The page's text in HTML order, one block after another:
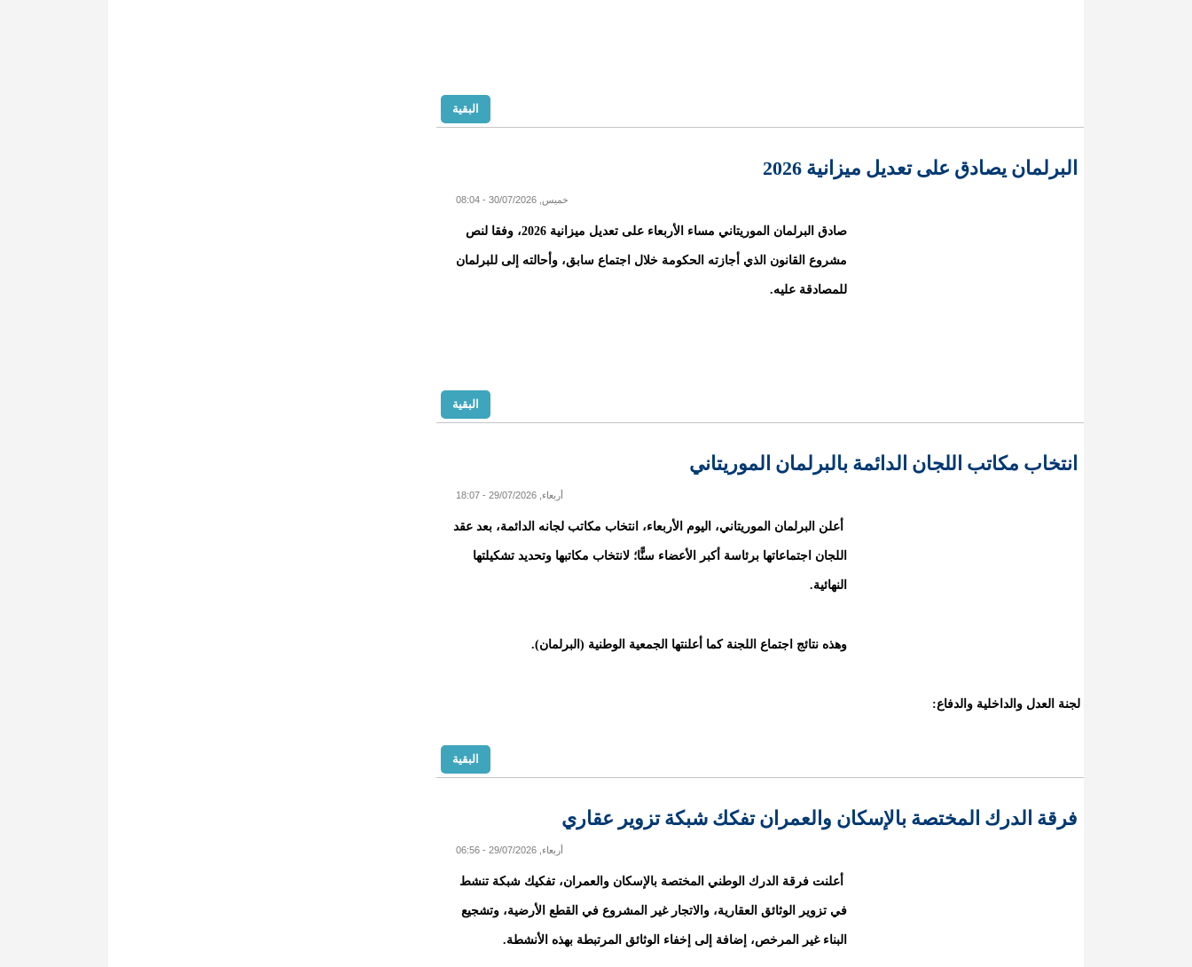
البقية
البرلمان يصادق على تعديل ميزانية 2026
خميس, 30/07/2026 - 08:04
صادق البرلمان الموريتاني مساء الأربعاء على تعديل ميزانية 2026، وفقا لنص
مشروع القانون الذي أجازته الحكومة خلال اجتماع سابق، وأحالته إلى للبرلمان
للمصادقة عليه.
البقية
انتخاب مكاتب اللجان الدائمة بالبرلمان الموريتاني
أربعاء, 29/07/2026 - 18:07
أعلن البرلمان الموريتاني، اليوم الأربعاء، انتخاب مكاتب لجانه الدائمة، بعد عقد
اللجان اجتماعاتها برئاسة أكبر الأعضاء سنًّا؛ لانتخاب مكاتبها وتحديد تشكيلتها
النهائية.
وهذه نتائج اجتماع اللجنة كما أعلنتها الجمعية الوطنية (البرلمان).
لجنة العدل والداخلية والدفاع:
البقية
فرقة الدرك المختصة بالإسكان والعمران تفكك شبكة تزوير عقاري
أربعاء, 29/07/2026 - 06:56
أعلنت فرقة الدرك الوطني المختصة بالإسكان والعمران، تفكيك شبكة تنشط
في تزوير الوثائق العقارية، والاتجار غير المشروع في القطع الأرضية، وتشجيع
البناء غير المرخص، إضافة إلى إخفاء الوثائق المرتبطة بهذه الأنشطة.